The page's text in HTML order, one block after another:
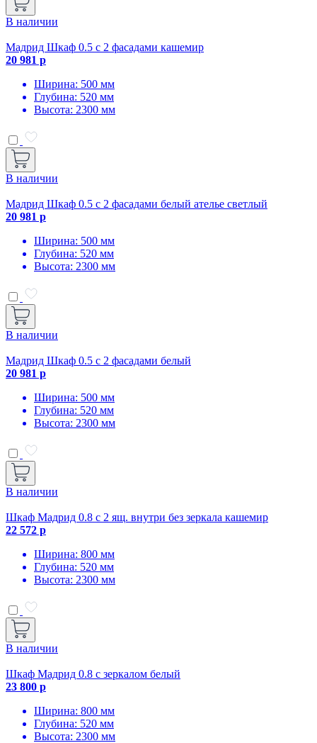
В наличии
Мадрид Шкаф 0.5 с 2 фасадами кашемир
20 981 р
Ширина: 500 мм
Глубина: 520 мм
Высота: 2300 мм
В наличии
Мадрид Шкаф 0.5 с 2 фасадами белый ателье светлый
20 981 р
Ширина: 500 мм
Глубина: 520 мм
Высота: 2300 мм
В наличии
Мадрид Шкаф 0.5 с 2 фасадами белый
20 981 р
Ширина: 500 мм
Глубина: 520 мм
Высота: 2300 мм
В наличии
Шкаф Мадрид 0.8 с 2 ящ. внутри без зеркала кашемир
22 572 р
Ширина: 800 мм
Глубина: 520 мм
Высота: 2300 мм
В наличии
Шкаф Мадрид 0.8 с зеркалом белый
23 800 р
Ширина: 800 мм
Глубина: 520 мм
Высота: 2300 мм